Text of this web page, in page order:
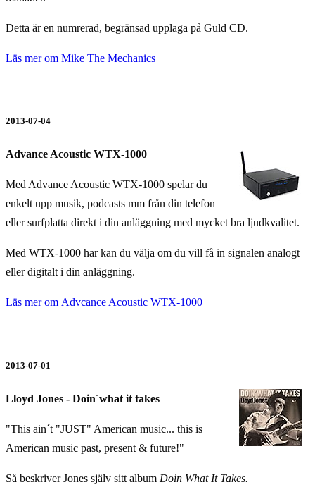
Detta är en numrerad, begränsad upplaga på Guld CD.
Läs mer om Mike The Mechanics
2013-07-04
Advance Acoustic WTX-1000
Med Advance Acoustic WTX-1000 spelar du
enkelt upp musik, podcasts mm från din telefon
eller surfplatta direkt i din anläggning med mycket bra ljudkvalitet.
Med WTX-1000 har kan du välja om du vill få in signalen analogt
eller digitalt i din anläggning.
Läs mer om Advcance Acoustic WTX-1000
2013-07-01
Lloyd Jones - Doin´what it takes
"This ain´t "JUST" American music... this is
American music past, present & future!"
Så beskriver Jones själv sitt album Doin What It Takes.